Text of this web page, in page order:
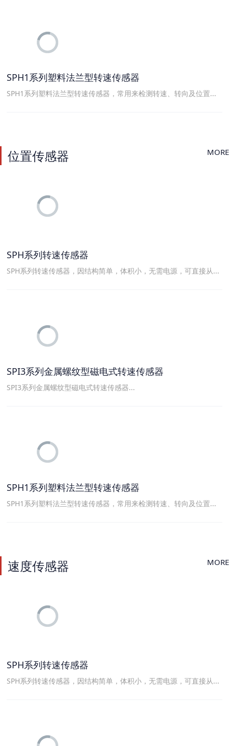
SPH1系列塑料法兰型转速传感器
SPH1系列塑料法兰型转速传感器，常用来检测转速、转向及位置...
位置传感器 MORE
SPH系列转速传感器
SPH系列转速传感器，因结构简单，体积小，无需电源，可直接从...
SPI3系列金属螺纹型磁电式转速传感器
SPI3系列金属螺纹型磁电式转速传感器...
SPH1系列塑料法兰型转速传感器
SPH1系列塑料法兰型转速传感器，常用来检测转速、转向及位置...
速度传感器 MORE
SPH系列转速传感器
SPH系列转速传感器，因结构简单，体积小，无需电源，可直接从...